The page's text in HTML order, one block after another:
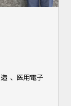
、 医用電子